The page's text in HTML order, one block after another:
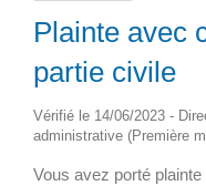
Plainte avec
partie civile
Vérifié le 14/06/2023 -
administrative (Première
Vous avez porté